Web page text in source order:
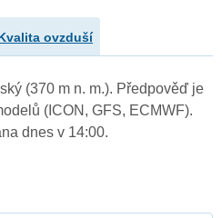
ovzduší
(370 m n. m.). Předpověď je
(ICON, GFS, ECMWF).
dnes v 14:00.